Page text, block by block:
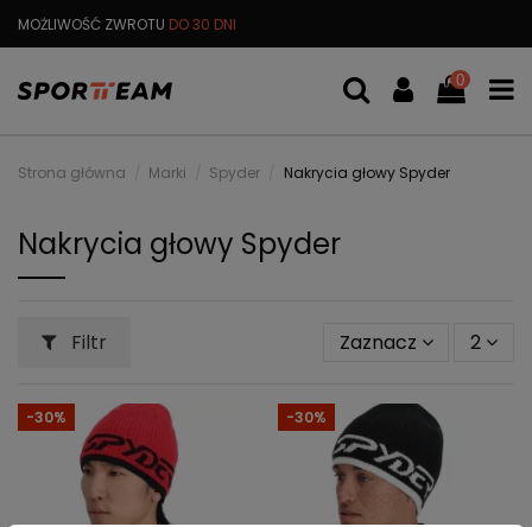
MOŻLIWOŚĆ ZWROTU DO 30 DNI
0
Strona główna Marki Spyder Nakrycia głowy Spyder
Nakrycia głowy Spyder
Filtr Zaznacz 2
-30% -30%